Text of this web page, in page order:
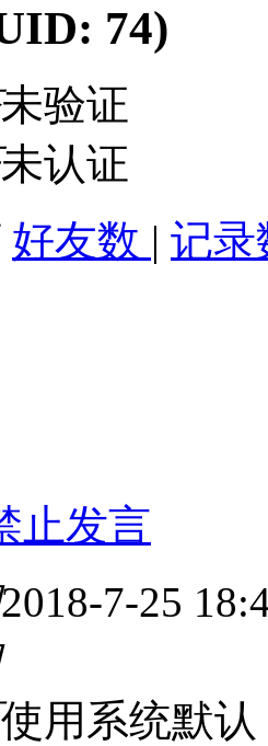
74)
未验证
未认证
好友数 | 记
止发言
2018-7-25
使用系统默认